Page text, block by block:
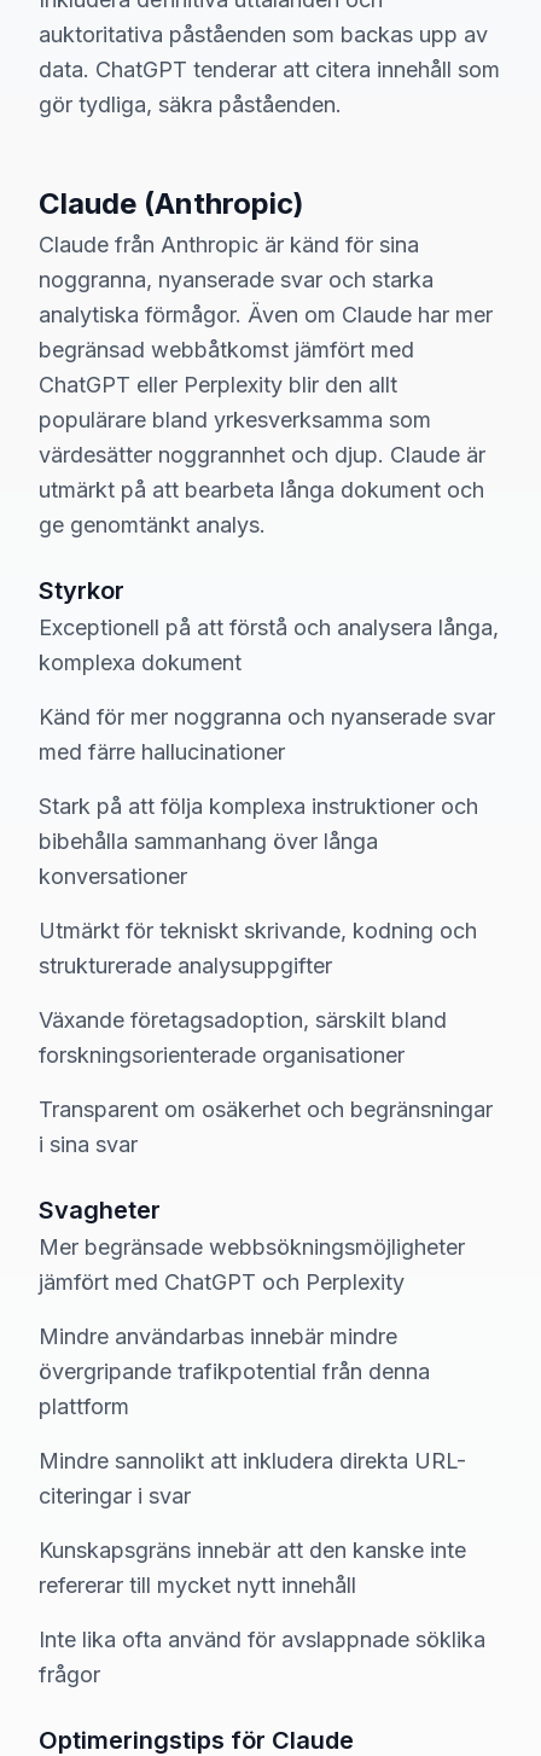
auktoritativa påståenden som backas upp av
data. ChatGPT tenderar att citera innehåll som
gör tydliga, säkra påståenden.
Claude (Anthropic)
Claude från Anthropic är känd för sina
noggranna, nyanserade svar och starka
analytiska förmågor. Även om Claude har mer
begränsad webbåtkomst jämfört med
ChatGPT eller Perplexity blir den allt
populärare bland yrkesverksamma som
värdesätter noggrannhet och djup. Claude är
utmärkt på att bearbeta långa dokument och
ge genomtänkt analys.
Styrkor
Exceptionell på att förstå och analysera långa,
komplexa dokument
Känd för mer noggranna och nyanserade svar
med färre hallucinationer
Stark på att följa komplexa instruktioner och
bibehålla sammanhang över långa
konversationer
Utmärkt för tekniskt skrivande, kodning och
strukturerade analysuppgifter
Växande företagsadoption, särskilt bland
forskningsorienterade organisationer
Transparent om osäkerhet och begränsningar
i sina svar
Svagheter
Mer begränsade webbsökningsmöjligheter
jämfört med ChatGPT och Perplexity
Mindre användarbas innebär mindre
övergripande trafikpotential från denna
plattform
Mindre sannolikt att inkludera direkta URL-
citeringar i svar
Kunskapsgräns innebär att den kanske inte
refererar till mycket nytt innehåll
Inte lika ofta använd för avslappnade söklika
frågor
Optimeringstips för Claude